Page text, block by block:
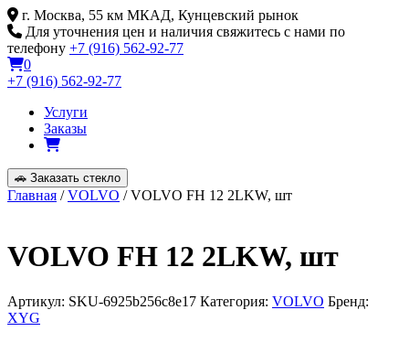
Skip
to
content
г. Москва, 55 км МКАД, Кунцевский рынок
Для уточнения цен и наличия свяжитесь с нами по
телефону +7 (916) 562-92-77
0
+7 (916) 562-92-77
Услуги
Заказы
🚗 Заказать стекло
Главная /VOLVO / VOLVO FH 12 2LKW, шт
VOLVO FH 12 2LKW, шт
Артикул: SKU-6925b256c8e17 Категория: VOLVO Бренд:
XYG